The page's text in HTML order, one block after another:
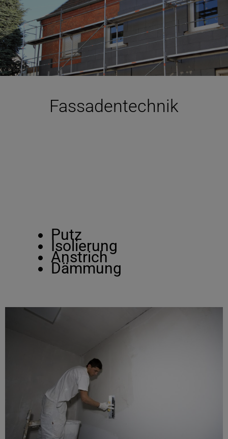
Fassadentechnik
Putz
Isolierung
Anstrich
Dämmung